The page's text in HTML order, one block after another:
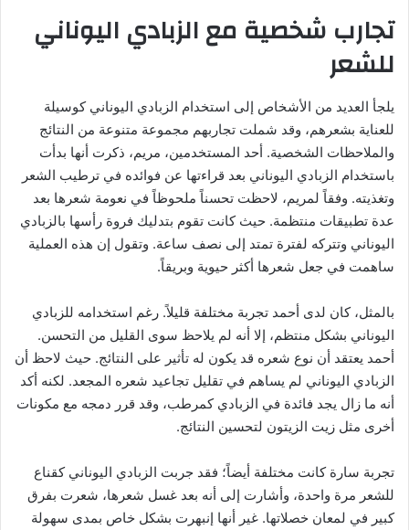
تجارب شخصية مع الزبادي اليوناني
للشعر
يلجأ العديد من الأشخاص إلى استخدام الزبادي اليوناني كوسيلة
للعناية بشعرهم، وقد شملت تجاربهم مجموعة متنوعة من النتائج
والملاحظات الشخصية. أحد المستخدمين، مريم، ذكرت أنها بدأت
باستخدام الزبادي اليوناني بعد قراءتها عن فوائده في ترطيب الشعر
وتغذيته. وفقاً لمريم، لاحظت تحسناً ملحوظاً في نعومة شعرها بعد
عدة تطبيقات منتظمة. حيث كانت تقوم بتدليك فروة رأسها بالزبادي
اليوناني وتتركه لفترة تمتد إلى نصف ساعة. وتقول إن هذه العملية
ساهمت في جعل شعرها أكثر حيوية وبريقاً.
بالمثل، كان لدى أحمد تجربة مختلفة قليلاً. رغم استخدامه للزبادي
اليوناني بشكل منتظم، إلا أنه لم يلاحظ سوى القليل من التحسن.
أحمد يعتقد أن نوع شعره قد يكون له تأثير على النتائج. حيث لاحظ أن
الزبادي اليوناني لم يساهم في تقليل تجاعيد شعره المجعد. لكنه أكد
أنه ما زال يجد فائدة في الزبادي كمرطب، وقد قرر دمجه مع مكونات
أخرى مثل زيت الزيتون لتحسين النتائج.
تجربة سارة كانت مختلفة أيضاً؛ فقد جربت الزبادي اليوناني كقناع
للشعر مرة واحدة، وأشارت إلى أنه بعد غسل شعرها، شعرت بفرق
كبير في لمعان خصلاتها. غير أنها إنبهرت بشكل خاص بمدى سهولة